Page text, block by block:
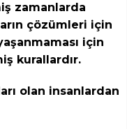
zamanlarda
çözümleri için
için
kurallardır.
olan insanlardan